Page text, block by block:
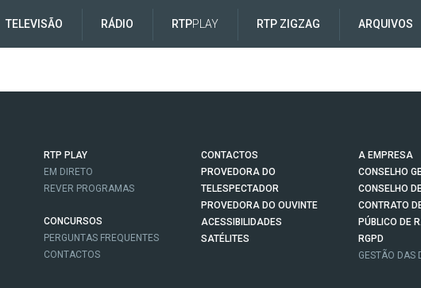
TELEVISÃO RÁDIO RTPPLAY RTP ZIGZAG ARQUIVOS
RTP PLAY
EM DIRETO
REVER PROGRAMAS
CONCURSOS
PERGUNTAS FREQUENTES
CONTACTOS
CONTACTOS
PROVEDORA DO
TELESPECTADOR
PROVEDORA DO OUVINTE
ACESSIBILIDADES
SATÉLITES
A EMPRESA
CONSELHO
CONSELHO
CONTRATO
PÚBLICO DE
RGPD
GESTÃO DAS